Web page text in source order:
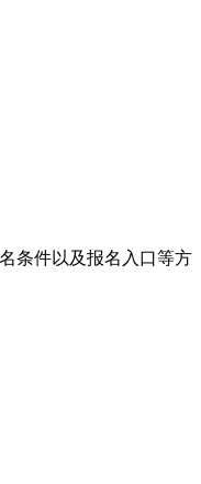
条件以及报名入口等方